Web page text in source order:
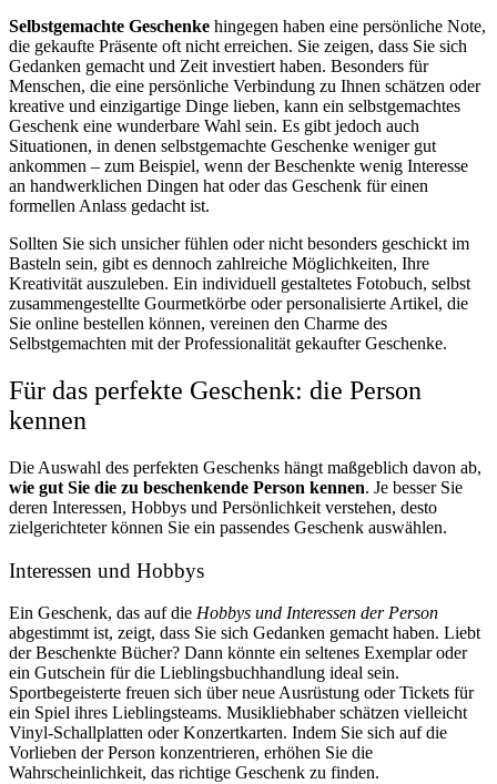
Selbstgemachte Geschenke hingegen haben eine persönliche Note,
die gekaufte Präsente oft nicht erreichen. Sie zeigen, dass Sie sich
Gedanken gemacht und Zeit investiert haben. Besonders für
Menschen, die eine persönliche Verbindung zu Ihnen schätzen oder
kreative und einzigartige Dinge lieben, kann ein selbstgemachtes
Geschenk eine wunderbare Wahl sein. Es gibt jedoch auch
Situationen, in denen selbstgemachte Geschenke weniger gut
ankommen – zum Beispiel, wenn der Beschenkte wenig Interesse
an handwerklichen Dingen hat oder das Geschenk für einen
formellen Anlass gedacht ist.
Sollten Sie sich unsicher fühlen oder nicht besonders geschickt im
Basteln sein, gibt es dennoch zahlreiche Möglichkeiten, Ihre
Kreativität auszuleben. Ein individuell gestaltetes Fotobuch, selbst
zusammengestellte Gourmetkörbe oder personalisierte Artikel, die
Sie online bestellen können, vereinen den Charme des
Selbstgemachten mit der Professionalität gekaufter Geschenke.
Für das perfekte Geschenk: die Person
kennen
Die Auswahl des perfekten Geschenks hängt maßgeblich davon ab,
wie gut Sie die zu beschenkende Person kennen. Je besser Sie
deren Interessen, Hobbys und Persönlichkeit verstehen, desto
zielgerichteter können Sie ein passendes Geschenk auswählen.
Interessen und Hobbys
Ein Geschenk, das auf die Hobbys und Interessen der Person
abgestimmt ist, zeigt, dass Sie sich Gedanken gemacht haben. Liebt
der Beschenkte Bücher? Dann könnte ein seltenes Exemplar oder
ein Gutschein für die Lieblingsbuchhandlung ideal sein.
Sportbegeisterte freuen sich über neue Ausrüstung oder Tickets für
ein Spiel ihres Lieblingsteams. Musikliebhaber schätzen vielleicht
Vinyl-Schallplatten oder Konzertkarten. Indem Sie sich auf die
Vorlieben der Person konzentrieren, erhöhen Sie die
Wahrscheinlichkeit, das richtige Geschenk zu finden.